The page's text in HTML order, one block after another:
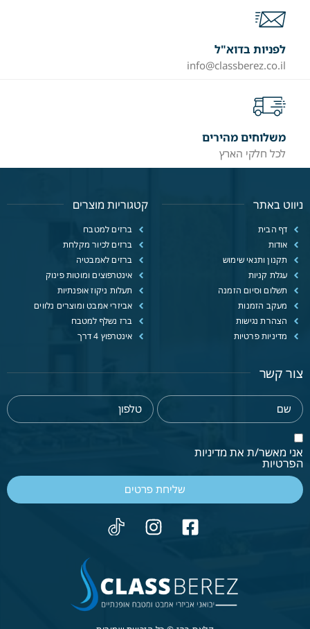
לפניות בדוא"ל
info@classberez.co.il
משלוחים מהירים
לכל חלקי הארץ
ניווט באתר
דף הבית
אודות
תקנון ותנאי שימוש
עגלת קניות
תשלום וסיום הזמנה
מעקב הזמנות
הצהרת נגישות
מדיניות פרטיות
קטגוריות מוצרים
ברזים למטבח
ברזים לכיור מקלחת
ברזים לאמבטיה
אינטרפוצים ומוטות פינוק
תעלות ניקוז אופנתיות
אביזרי אמבט ומוצרים נלווים
ברז נשלף למטבח
אינטרפוץ 4 דרך
צור קשר
אני מאשר/ת את מדיניות
הפרטיות
שליחת פרטים